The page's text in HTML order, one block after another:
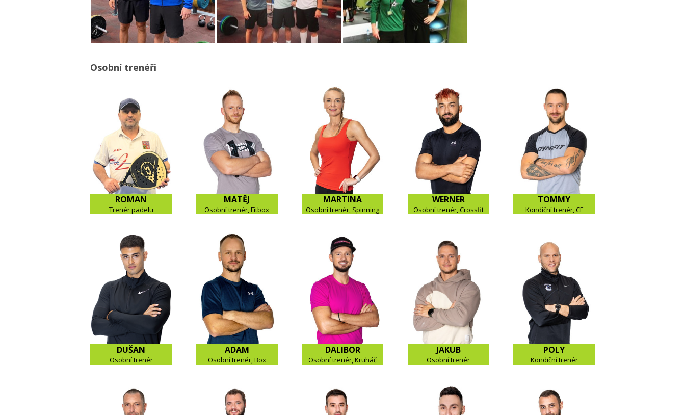
Osobní trenéři
ROMAN
Trenér padelu
MATĚJ
Osobní trenér, Fitbox
MARTINA
Osobní trenér, Spinning
WERNER
Osobní trenér, Crossfit
TOMMY
Kondiční trenér, CF
DUŠAN
Osobní trenér
ADAM
Osobní trenér, Box
DALIBOR
Osobní trenér, Kruháč
JAKUB
Osobní trenér
POLY
Kondiční trenér